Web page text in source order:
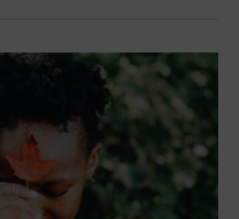
Navigation